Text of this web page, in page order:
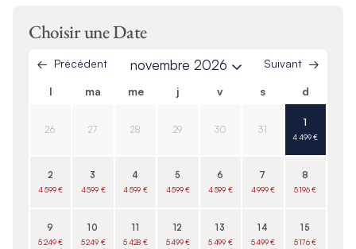
Choisir une Date
Précédent novembre 2026 Suivant
l ma me j v s d
26 27 28 29 30 31
1
4 499 €
2
4 599 €
3
4 599 €
4
4 599 €
5
4 599 €
6
4 599 €
7
4 999 €
8
5 196 €
9
5 249 €
10
5 249 €
11
5 428 €
12
5 499 €
13
5 499 €
14
5 499 €
15
5 176 €